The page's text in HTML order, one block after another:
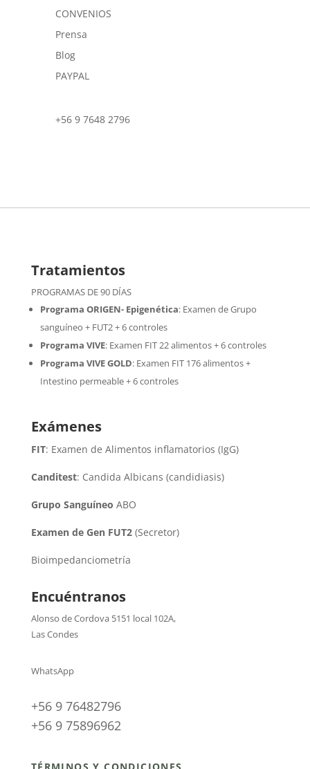
CONVENIOS
Prensa
Blog
PAYPAL
+56 9 7648 2796
Tratamientos
PROGRAMAS DE 90 DÍAS
Programa ORIGEN- Epigenética:Examen de Grupo
sanguíneo + FUT2 + 6 controles
Programa VIVE: Examen FIT 22 alimentos + 6 controles
Programa VIVE GOLD: Examen FIT 176 alimentos +
Intestino permeable + 6 controles
Exámenes
FIT: Examen de Alimentos inflamatorios (IgG)
Canditest: Candida Albicans (candidiasis)
Grupo Sanguíneo ABO
Examen de Gen FUT2(Secretor)
Bioimpedanciometría
Encuéntranos
Alonso de Cordova 5151 local 102A,
Las Condes
WhatsApp
+56 9 76482796
+56 9 75896962
TÉRMINOS Y CONDICIONES